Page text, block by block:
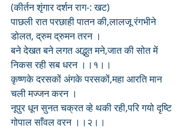
(कीर्तन शृंगार दर्शन राग-: खट)
पाछली रात परछाही पातन की,लालजू रंगभीने
डोलत, द्रुम द्रुमन तरन ।
बने देखत बने लगत अद्भुत मने,जात की सोत में
निकस रही सब धरन ।।१।।
कृष्णके दरसकों अंगके परसकों,महा आरति मान
चली मज्जन करन ।
नूपुर धून सुनत चक्रत व्हे थकी रही,परि गयो दृष्टि
गोपाल साँवल वरन ।।२।।